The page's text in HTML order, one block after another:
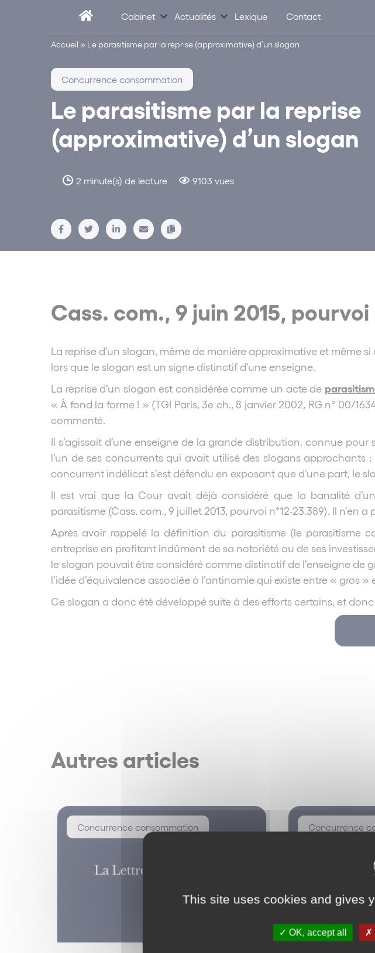
Cabinet Actualités Lexique Contact
Accueil » Le parasitisme par la reprise (approximative) d’un slogan
Le parasitisme par la reprise
(approximative) d’un slogan
2 minute(s) de lecture 9103 vues
Concurrence consommation
Cass. com., 9 juin 2015, pourvoi
La reprise d’un slogan, même de manière approximative et même
lors que le slogan est un signe distinctif d’une enseigne.
La reprise d’un slogan est considérée comme un acte de
« À fond la forme ! » (TGI Paris, 3e ch., 8 janvier 2002, RG n° 00/
commenté.
Il s’agissait d’une enseigne de la grande distribution, connue
l’un de ses concurrents qui avait utilisé des slogans
concurrent indélicat s’est défendu en exposant que d’une part, le
Il est vrai que la Cour avait déjà considéré que la banalité
parasitisme (Cass. com., 9 juillet 2013, pourvoi n°12-23.389). Il n’en a
Après avoir rappelé la définition du parasitisme (le parasitisme
entreprise en profitant indûment de sa notoriété ou de ses
le slogan pouvait être considéré comme distinctif de l’enseigne
l’idée d’équivalence associée à l’antinomie qui existe entre « gros »
Ce slogan a donc été développé suite à des efforts certains, et
Autres articles
Concurrence consommation Concurrence
This site uses cookies and gives
OK, accept all